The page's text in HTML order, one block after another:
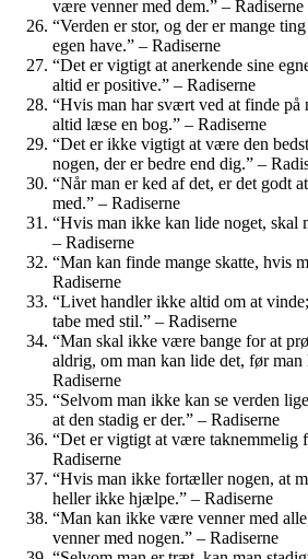
være venner med dem.” – Radiserne
“Verden er stor, og der er mange
egen have.” – Radiserne
“Det er vigtigt at anerkende sine
altid er positive.” – Radiserne
“Hvis man har svært ved at finde på
altid læse en bog.” – Radiserne
“Det er ikke vigtigt at være den
nogen, der er bedre end dig.” –
“Når man er ked af det, er det godt
med.” – Radiserne
“Hvis man ikke kan lide noget, skal
– Radiserne
“Man kan finde mange skatte, hvis
Radiserne
“Livet handler ikke altid om at
tabe med stil.” – Radiserne
“Man skal ikke være bange for at
aldrig, om man kan lide det, før man
Radiserne
“Selvom man ikke kan se verden
at den stadig er der.” – Radiserne
“Det er vigtigt at være taknemmelig
Radiserne
“Hvis man ikke fortæller nogen, at
heller ikke hjælpe.” – Radiserne
“Man kan ikke være venner med
venner med nogen.” – Radiserne